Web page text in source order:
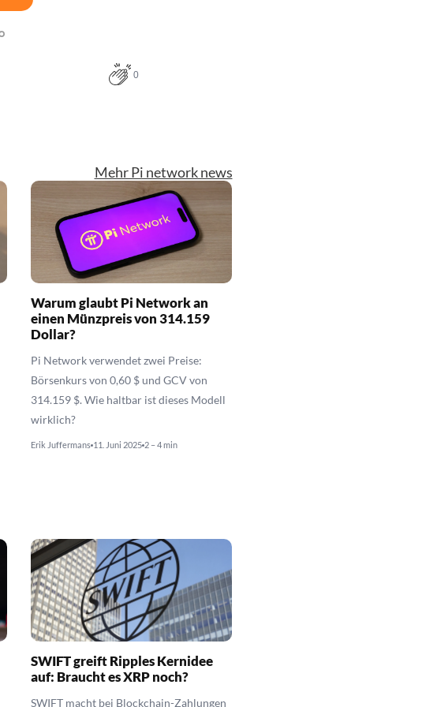
0
Mehr Pi network news
Warum glaubt Pi Network an
einen Münzpreis von 314.159
Dollar?
Pi Network verwendet zwei Preise:
Börsenkurs von 0,60 $ und GCV von
314.159 $. Wie haltbar ist dieses Modell
wirklich?
Erik Juffermans 11. Juni 2025 2 – 4 min
SWIFT greift Ripples Kernidee
auf: Braucht es XRP noch?
SWIFT macht bei Blockchain-Zahlungen